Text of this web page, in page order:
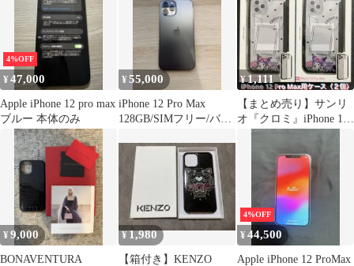
4%OFF
¥47,000
Apple iPhone 12 pro max
ブルー 本体のみ
¥55,000
iPhone 12 Pro Max
128GB/SIMフリー/バッ
¥ 1,111
【まとめ売り】サンリ
オ『クロミ』iPhone 12
Pro Max 用ケース２個
¥9,000
BONAVENTURA
¥1,980
【箱付き】KENZO
4%OFF
¥44,500
Apple iPhone 12 ProMax